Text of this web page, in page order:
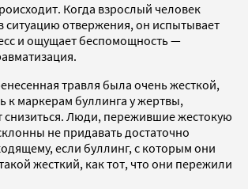
Когда взрослый человек
ситуацию отвержения, он испытывает
и ощущает беспомощность —
травля была очень жесткой,
к маркерам буллинга у жертвы,
снизиться. Люди, пережившие жестокую
не придавать достаточно
если буллинг, с которым они
жесткий, как тот, что они пережили